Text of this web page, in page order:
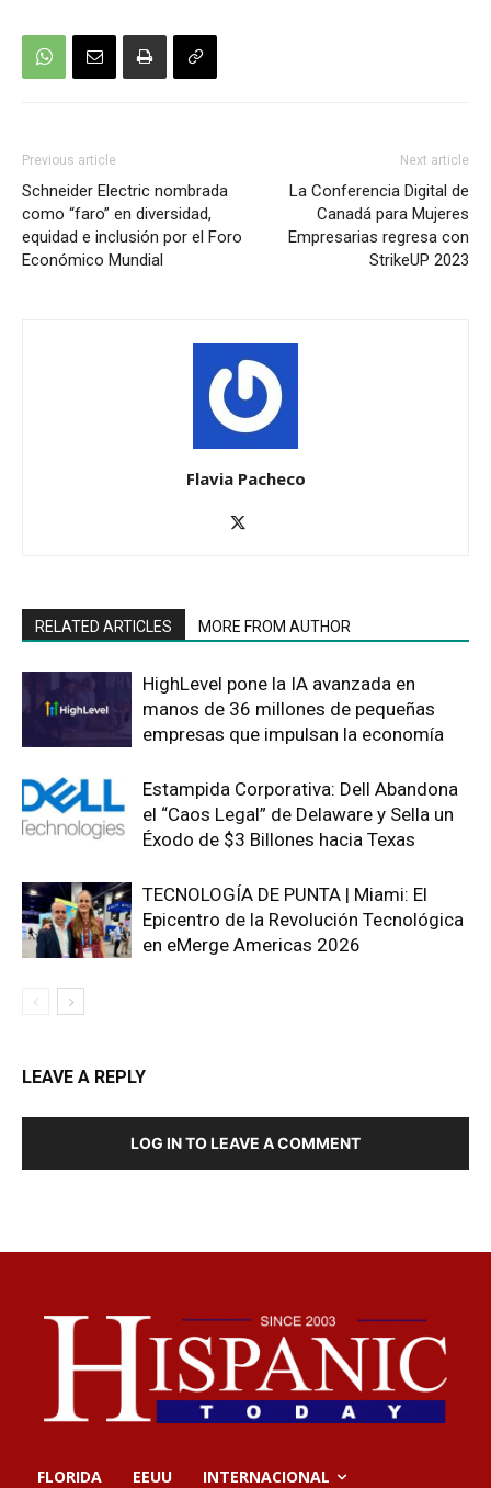
Previous article
Schneider Electric nombrada
como “faro” en diversidad,
equidad e inclusión por el Foro
Económico Mundial
Next article
La Conferencia Digital de
Canadá para Mujeres
Empresarias regresa con
StrikeUP 2023
Flavia Pacheco
RELATED ARTICLES MORE FROM AUTHOR
HighLevel pone la IA avanzada en
manos de 36 millones de pequeñas
empresas que impulsan la economía
Estampida Corporativa: Dell Abandona
el “Caos Legal” de Delaware y Sella un
Éxodo de $3 Billones hacia Texas
TECNOLOGÍA DE PUNTA | Miami: El
Epicentro de la Revolución Tecnológica
en eMerge Americas 2026
LEAVE A REPLY
LOG IN TO LEAVE A COMMENT
FLORIDA EEUU INTERNACIONAL